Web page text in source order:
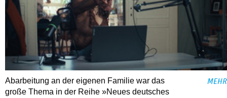
Abarbeitung an der eigenen Familie war das
große Thema in der Reihe »Neues deutsches
MEHR